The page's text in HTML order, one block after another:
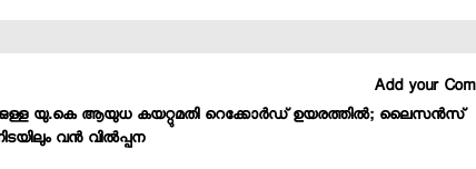
Add your
യു.കെ ആയുധ കയറ്റുമതി റെക്കോര്‍ഡ് ഉയരത്തില്‍; ലൈസന്‍സ്
വന്‍ വില്‍പ്പന